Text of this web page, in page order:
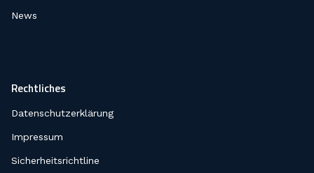
News
Rechtliches
Datenschutzerklärung
Impressum
Sicherheitsrichtline